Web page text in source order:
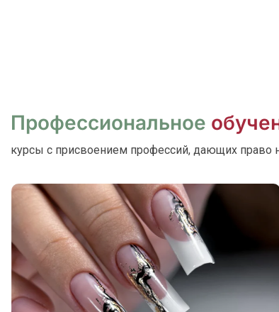
Профессиональное
курсы с присвоением профессий, дающих право